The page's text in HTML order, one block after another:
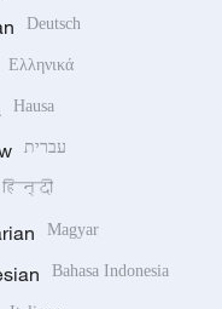
Deutsch
Ελληνικά
Hausa
עברית
हिन्दी
Magyar
Bahasa Indonesia